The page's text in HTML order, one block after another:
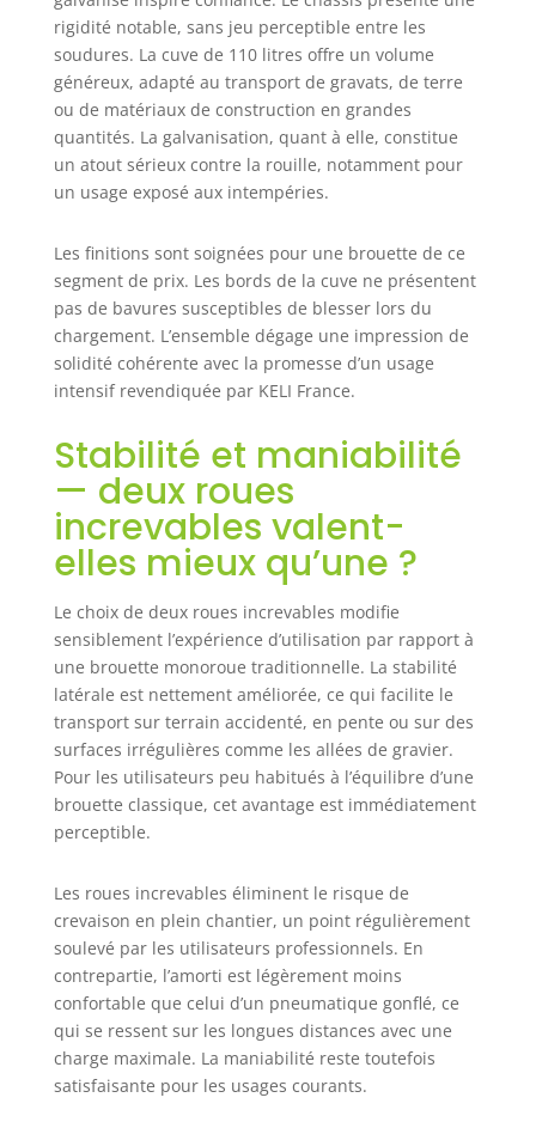
Munies de roues
striées, les
brouettes KELI
sont
particulièrement
utile en terrains
accidentés
CONFORT
Les deux roues de
cette brouette
répartissent la
charge
uniformément,
offrant une
stabilité à toute
Les poignées
ergonomiques
facilitent la prise
en main CONÇU
EN FRANCE : Les
brouettes KELI
et montées en
France le jour de
votre commande
rigidité notable, sans jeu perceptible entre les
soudures. La cuve de 110 litres offre un volume
généreux, adapté au transport de gravats, de terre
ou de matériaux de construction en grandes
quantités. La galvanisation, quant à elle, constitue
un atout sérieux contre la rouille, notamment pour
un usage exposé aux intempéries.
Les finitions sont soignées pour une brouette de ce
segment de prix. Les bords de la cuve ne présentent
pas de bavures susceptibles de blesser lors du
chargement. L’ensemble dégage une impression de
solidité cohérente avec la promesse d’un usage
intensif revendiquée par KELI France.
Stabilité et maniabilité
— deux roues
increvables valent-
elles mieux qu’une ?
Le choix de deux roues increvables modifie
sensiblement l’expérience d’utilisation par rapport à
une brouette monoroue traditionnelle. La stabilité
latérale est nettement améliorée, ce qui facilite le
transport sur terrain accidenté, en pente ou sur des
surfaces irrégulières comme les allées de gravier.
Pour les utilisateurs peu habitués à l’équilibre d’une
brouette classique, cet avantage est immédiatement
perceptible.
Les roues increvables éliminent le risque de
crevaison en plein chantier, un point régulièrement
soulevé par les utilisateurs professionnels. En
contrepartie, l’amorti est légèrement moins
confortable que celui d’un pneumatique gonflé, ce
qui se ressent sur les longues distances avec une
charge maximale. La maniabilité reste toutefois
satisfaisante pour les usages courants.